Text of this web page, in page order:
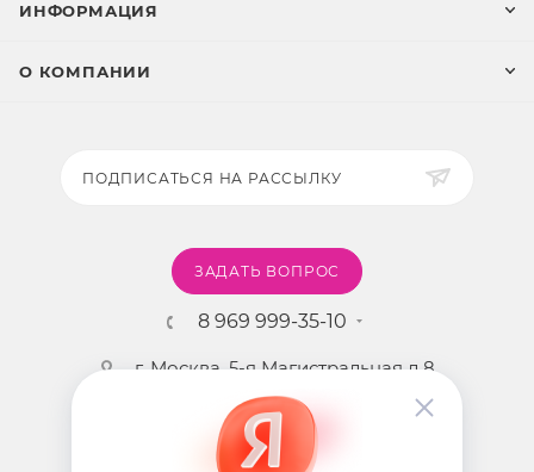
ИНФОРМАЦИЯ
О КОМПАНИИ
ПОДПИСАТЬСЯ НА РАССЫЛКУ
ЗАДАТЬ ВОПРОС
8 969 999-35-10
г. Москва, 5-я Магистральная д.8